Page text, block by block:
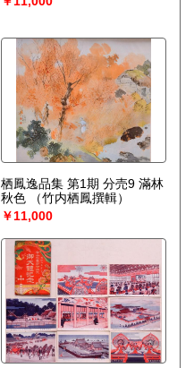
栖鳳逸品集 第1期 分売9 滿林
秋色
（竹内栖鳳撰輯）
￥11,000